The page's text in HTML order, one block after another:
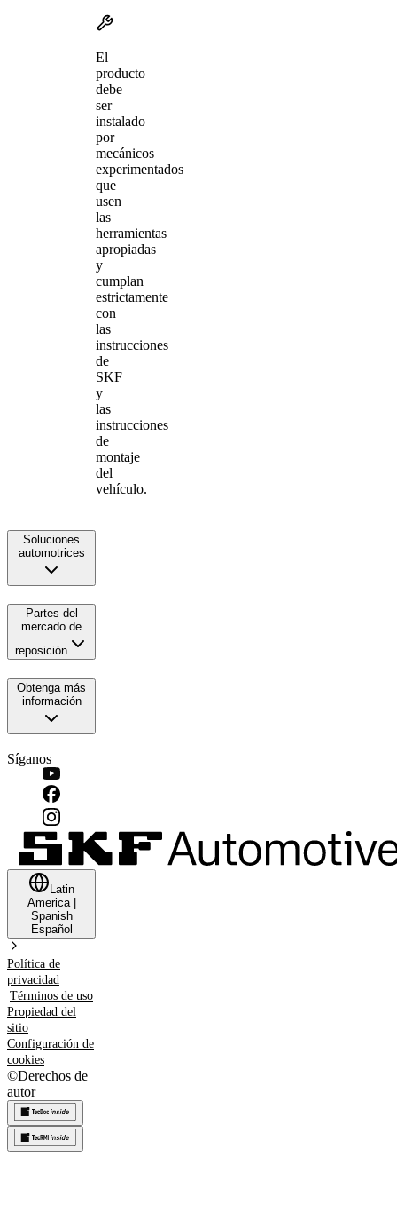
El
producto
debe
ser
instalado
por
mecánicos
experimentados
que
usen
las
herramientas
apropiadas
y
cumplan
estrictamente
con
las
instrucciones
de
SKF
y
las
instrucciones
de
montaje
del
vehículo.
Soluciones
automotrices
Partes del
mercado de
reposición
Obtenga más
información
Síganos
Latin
America|
Spanish
Español
Política de
privacidad
Términos de uso
Propiedad del
sitio
Configuración de
cookies
©Derechos de
autor